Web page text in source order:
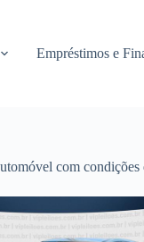
Empréstimos e
com condições